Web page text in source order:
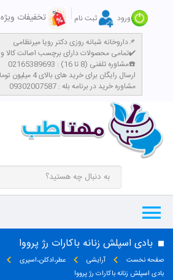
ورود ثبت نام تخفیفات ویژه
داروخانه شبانه روزی دکتر رویا میرنظامی📌
تمامی محصولات دارای برچسب اصالت کالا و سیب سلامت میباشند✔️
مشاوره تلفنی (8 تا 16) : 02165389693☎️
​ارسال رایگان برای خرید های بالای 4 میلیون تومان با پست پیشتاز
مشاوره خرید در برنامه بله : 09302007587
بادی اسپلش زنانه باکارات رژ پرووا
صفحه نخست آرایشی عطر،ادکلن،اسپری
بادی اسپلش زنانه باکارات رژ پرووا